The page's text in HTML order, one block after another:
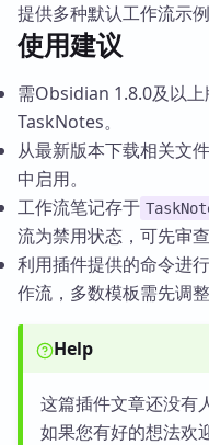
提供多种默认工作流示
使用建议
需Obsidian 1.8.0及以
TaskNotes。
从最新版本下载相关文
中启用。
工作流笔记存于
流为禁用状态，可先审查
利用插件提供的命令进
作流，多数模板需先调整
Help
这篇插件文章还没有
如果您有好的想法欢